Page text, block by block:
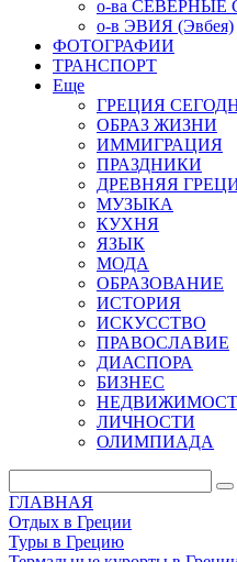
о-ва
о-в ЭВИЯ (Эвбея)
ФОТОГРАФИИ
ТРАНСПОРТ
Еще
ГРЕЦИЯ
ОБРАЗ ЖИЗНИ
ИММИГРАЦИЯ
ПРАЗДНИКИ
ДРЕВНЯЯ
МУЗЫКА
КУХНЯ
ЯЗЫК
МОДА
ОБРАЗОВАНИЕ
ИСТОРИЯ
ИСКУССТВО
ПРАВОСЛАВИЕ
ДИАСПОРА
БИЗНЕС
ЛИЧНОСТИ
ОЛИМПИАДА
ГЛАВНАЯ
Отдых в Греции
Туры в Грецию